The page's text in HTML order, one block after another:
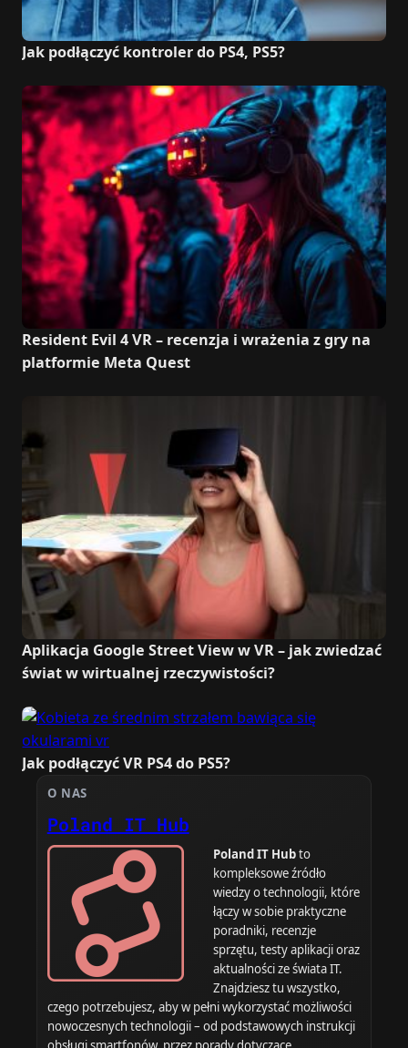
Jak podłączyć kontroler do PS4, PS5?
Resident Evil 4 VR – recenzja i wrażenia z gry na
platformie Meta Quest
Aplikacja Google Street View w VR – jak zwiedzać
świat w wirtualnej rzeczywistości?
Jak podłączyć VR PS4 do PS5?
O NAS
Poland IT Hub
Poland IT Hubto
kompleksowe źródło
wiedzy o technologii, które
łączy w sobie praktyczne
poradniki, recenzje
sprzętu, testy aplikacji oraz
aktualności ze świata IT.
Znajdziesz tu wszystko,
czego potrzebujesz, aby w pełni wykorzystać możliwości
nowoczesnych technologii – od podstawowych instrukcji